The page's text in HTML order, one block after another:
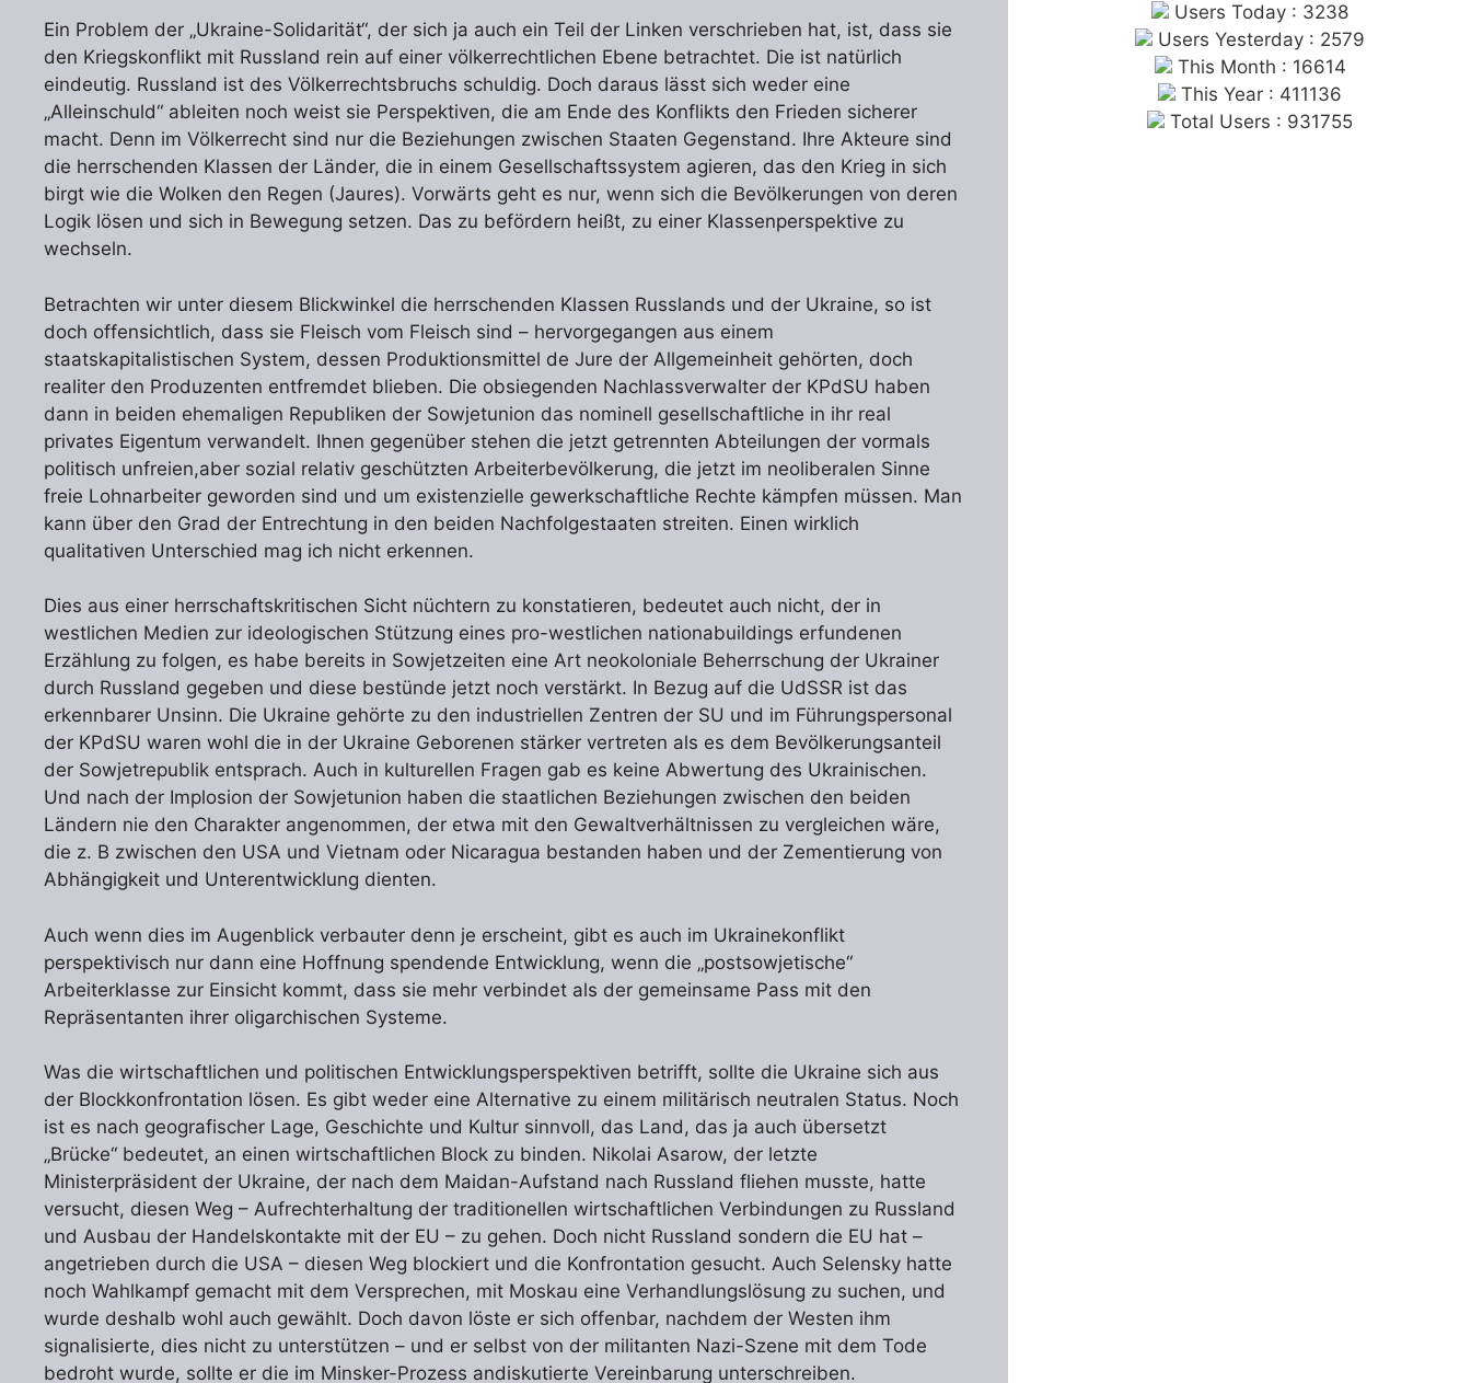
Ein Problem der „Ukraine-Solidarität“, der sich ja auch ein Teil der Linken verschrieben hat, ist, dass sie
den Kriegskonflikt mit Russland rein auf einer völkerrechtlichen Ebene betrachtet. Die ist natürlich
eindeutig. Russland ist des Völkerrechtsbruchs schuldig. Doch daraus lässt sich weder eine
„Alleinschuld“ ableiten noch weist sie Perspektiven, die am Ende des Konflikts den Frieden sicherer
macht. Denn im Völkerrecht sind nur die Beziehungen zwischen Staaten Gegenstand. Ihre Akteure sind
die herrschenden Klassen der Länder, die in einem Gesellschaftssystem agieren, das den Krieg in sich
birgt wie die Wolken den Regen (Jaures). Vorwärts geht es nur, wenn sich die Bevölkerungen von deren
Logik lösen und sich in Bewegung setzen. Das zu befördern heißt, zu einer Klassenperspektive zu
wechseln.
Betrachten wir unter diesem Blickwinkel die herrschenden Klassen Russlands und der Ukraine, so ist
doch offensichtlich, dass sie Fleisch vom Fleisch sind – hervorgegangen aus einem
staatskapitalistischen System, dessen Produktionsmittel de Jure der Allgemeinheit gehörten, doch
realiter den Produzenten entfremdet blieben. Die obsiegenden Nachlassverwalter der KPdSU haben
dann in beiden ehemaligen Republiken der Sowjetunion das nominell gesellschaftliche in ihr real
privates Eigentum verwandelt. Ihnen gegenüber stehen die jetzt getrennten Abteilungen der vormals
politisch unfreien,aber sozial relativ geschützten Arbeiterbevölkerung, die jetzt im neoliberalen Sinne
freie Lohnarbeiter geworden sind und um existenzielle gewerkschaftliche Rechte kämpfen müssen. Man
kann über den Grad der Entrechtung in den beiden Nachfolgestaaten streiten. Einen wirklich
qualitativen Unterschied mag ich nicht erkennen.
Dies aus einer herrschaftskritischen Sicht nüchtern zu konstatieren, bedeutet auch nicht, der in
westlichen Medien zur ideologischen Stützung eines pro-westlichen nationabuildings erfundenen
Erzählung zu folgen, es habe bereits in Sowjetzeiten eine Art neokoloniale Beherrschung der Ukrainer
durch Russland gegeben und diese bestünde jetzt noch verstärkt. In Bezug auf die UdSSR ist das
erkennbarer Unsinn. Die Ukraine gehörte zu den industriellen Zentren der SU und im Führungspersonal
der KPdSU waren wohl die in der Ukraine Geborenen stärker vertreten als es dem Bevölkerungsanteil
der Sowjetrepublik entsprach. Auch in kulturellen Fragen gab es keine Abwertung des Ukrainischen.
Und nach der Implosion der Sowjetunion haben die staatlichen Beziehungen zwischen den beiden
Ländern nie den Charakter angenommen, der etwa mit den Gewaltverhältnissen zu vergleichen wäre,
die z. B zwischen den USA und Vietnam oder Nicaragua bestanden haben und der Zementierung von
Abhängigkeit und Unterentwicklung dienten.
Auch wenn dies im Augenblick verbauter denn je erscheint, gibt es auch im Ukrainekonflikt
perspektivisch nur dann eine Hoffnung spendende Entwicklung, wenn die „postsowjetische“
Arbeiterklasse zur Einsicht kommt, dass sie mehr verbindet als der gemeinsame Pass mit den
Repräsentanten ihrer oligarchischen Systeme.
Was die wirtschaftlichen und politischen Entwicklungsperspektiven betrifft, sollte die Ukraine sich aus
der Blockkonfrontation lösen. Es gibt weder eine Alternative zu einem militärisch neutralen Status. Noch
ist es nach geografischer Lage, Geschichte und Kultur sinnvoll, das Land, das ja auch übersetzt
„Brücke“ bedeutet, an einen wirtschaftlichen Block zu binden. Nikolai Asarow, der letzte
Ministerpräsident der Ukraine, der nach dem Maidan-Aufstand nach Russland fliehen musste, hatte
versucht, diesen Weg – Aufrechterhaltung der traditionellen wirtschaftlichen Verbindungen zu Russland
und Ausbau der Handelskontakte mit der EU – zu gehen. Doch nicht Russland sondern die EU hat –
angetrieben durch die USA – diesen Weg blockiert und die Konfrontation gesucht. Auch Selensky hatte
noch Wahlkampf gemacht mit dem Versprechen, mit Moskau eine Verhandlungslösung zu suchen, und
wurde deshalb wohl auch gewählt. Doch davon löste er sich offenbar, nachdem der Westen ihm
signalisierte, dies nicht zu unterstützen – und er selbst von der militanten Nazi-Szene mit dem Tode
bedroht wurde, sollte er die im Minsker-Prozess andiskutierte Vereinbarung unterschreiben.
Users Today : 3238
Users Yesterday : 2579
This Month : 16614
This Year : 411136
Total Users : 931755